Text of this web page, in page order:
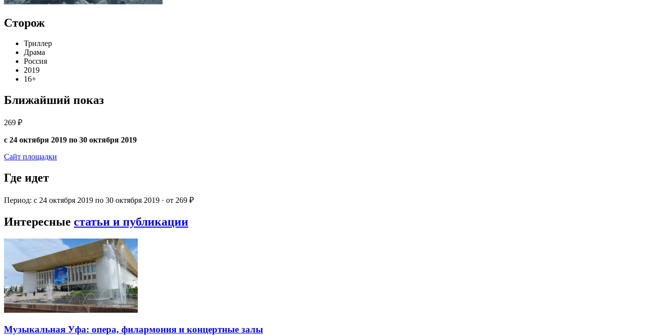
Сторож
Триллер
Драма
Россия
2019
16+
Ближайший показ
269 ₽
с 24 октября 2019 по 30 октября 2019
Сайт площадки
Где идет
Период: с 24 октября 2019 по 30 октября 2019 · от 269 ₽
Интересные статьи и публикации
Музыкальная Уфа: опера, филармония и концертные залы